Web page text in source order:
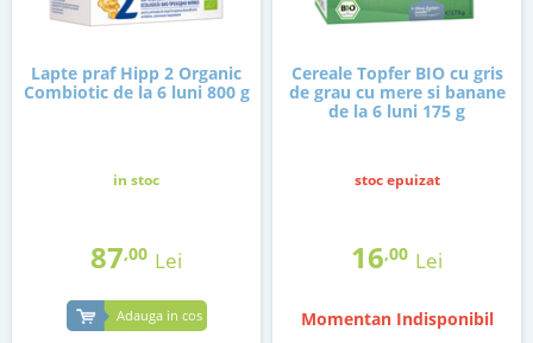
Lapte praf Hipp 2 Organic
Combiotic de la 6 luni 800 g
in stoc
87,00 Lei
Adauga in cos
Cereale Topfer BIO cu gris
de grau cu mere si banane
de la 6 luni 175 g
stoc epuizat
16,00 Lei
Momentan Indisponibil